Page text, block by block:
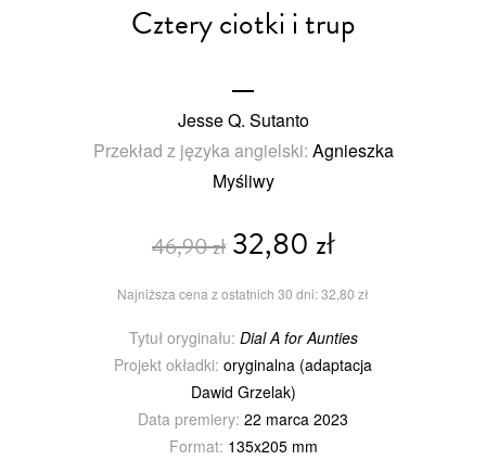
Cztery ciotki i trup
Jesse Q. Sutanto
Przekład z języka angielski: Agnieszka
Myśliwy
46,90 zł32,80 zł
Najniższa cena z ostatnich 30 dni: 32,80 zł
Tytuł oryginału: Dial A for Aunties
Projekt okładki: oryginalna (adaptacja
Dawid Grzelak)
Data premiery: 22 marca 2023
Format: 135x205 mm